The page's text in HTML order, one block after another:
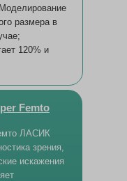
размера в
120% и
Femto
ЛАСИК
зрения,
искажения